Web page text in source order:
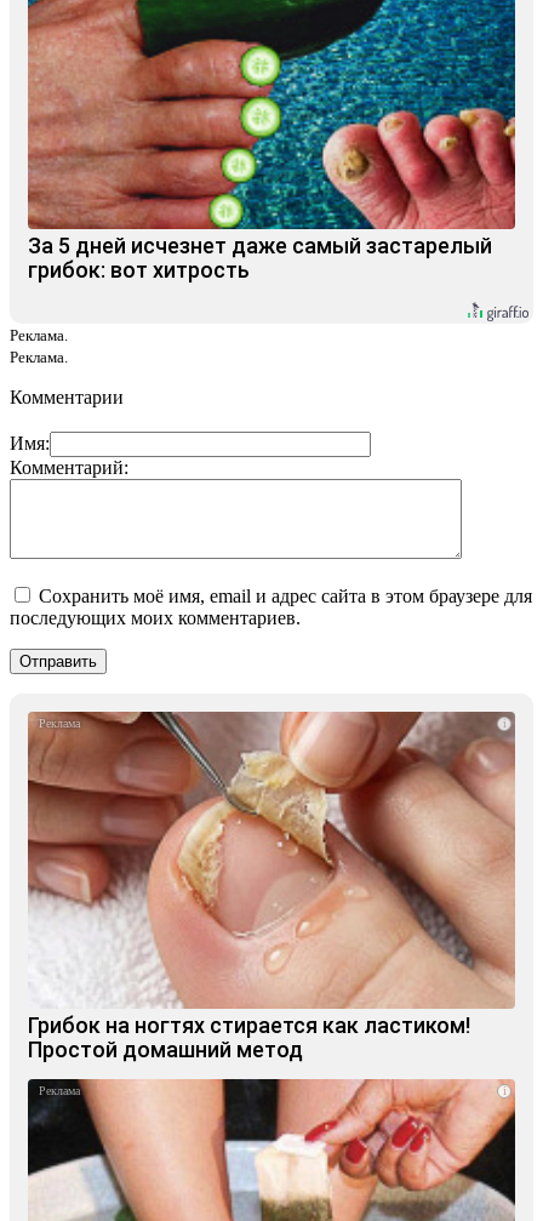
За 5 дней исчезнет даже самый застарелый
грибок: вот хитрость
Реклама.
Реклама.
Комментарии
Имя:
Комментарий:
Сохранить моё имя, email и адрес сайта в этом браузере для
последующих моих комментариев.
i
Грибок на ногтях стирается как ластиком!
Простой домашний метод
i